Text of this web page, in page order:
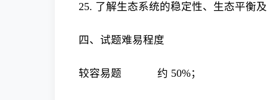
25. 了解生态系统的稳定性、生态平衡及
四、试题难易程度
较容易题 约 50%；